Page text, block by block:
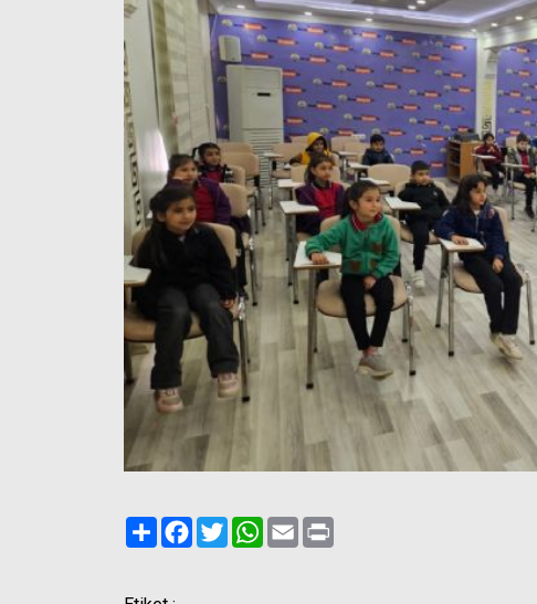
PaylaşFacebook
Twitter
WhatsApp
Email